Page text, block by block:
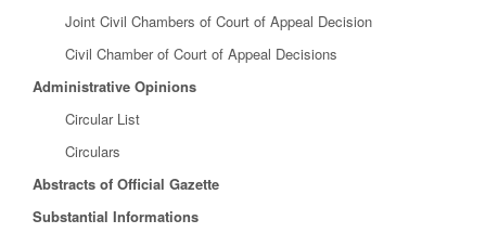
Joint Civil Chambers of Court of Appeal Decision
Civil Chamber of Court of Appeal Decisions
Administrative Opinions
Circular List
Circulars
Abstracts of Official Gazette
Substantial Informations